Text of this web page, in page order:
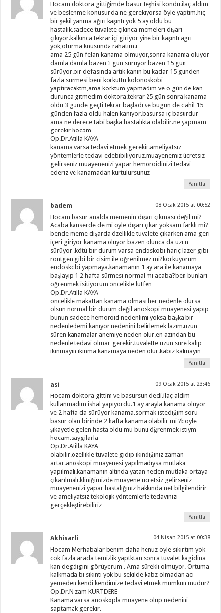
Hocam doktora gittiğimde basur teşhisi kondu.ilaç aldım
ve beslenme konusunda ne gerekiyorsa öyle yaptım.hiç
bir şekil yanma ağırı kaşıntı yok 5 ay oldu bu
hastalik.sadece tuvalete çıkınca memeleri dışarı
çıkıyor.kalkınca tekrar içi giriyor yine bir kaşıntı agrı
yok,oturma knusunda rahatım.ı
ama 25 gün felan kanama olmuyor,sonra kanama oluyor
damla damla bazen 3 gün sürüyor bazen 15 gün
sürüyor.bir defasinda artık kanın bu kadar 15 gunden
fazla sürmesi beni korkuttu kolonoskobi
yaptiracaktm,ama korktum yapmadim ve o gün de kan
durunca gitmedim doktora.tekrar 25 gün sonra kanama
oldu 3 günde geçti tekrar başladı ve bugün de dahil 15
günden fazla oldu halen kanıyor.basursa iç basurdur
ama ne derece tabi başka hastalıkta olabilir.ne yapmam
gerekir hocam
Op.Dr.Atilla KAYA
kanama varsa tedavi etmek gerekir.ameliyatsız
yöntemlerle tedavi edebibiliyoruz.muayenemiz ücretsiz
gelirseniz muayenenizi yapar hemoroidinizi tedavi
ederiz ve kanamadan kurtulursunuz
Yanıtla
badem 08 Ocak 2015 at 00:52
Hocam basur analda memenin dışarı çıkması değil mi?
Acaba kanserde de mi öyle dışarı çıkar yoksam farklı mi?
bende meme dışarda özellikle tuvalete çikarken ama geri
içeri giriyor kanama oluyor bazen olunca da uzun
sürüyor .kötü bir durum varsa endoskobi hariç lazer gibi
röntgen gibi bir cisim ile öğrenilmez mi?korkuyorum
endoskobi yapmaya.kanamanın 1 ay ara ile kanamaya
başlayıp 1 2 hafta sürmesi normal mi acaba?ben bunları
öğrenmek isitiyorum öncelikle lütfen
Op.Dr.Atilla KAYA
öncelikle makattan kanama olması her nedenle olursa
olsun normal bir durum değil anoskopi muayenesi yapıp
bunun sadece hemoroid nedenlimi yoksa başka bir
nedenledemi kanıyor nedenini belirlemek lazım.uzun
süren kanamalar anemiye neden olur.en azından bu
nedenle tedavi olman gerekir.tuvalette uzun süre kalıp
ıkınmayın ıkınma kanamaya neden olur.kabız kalmayın
Yanıtla
asi 09 Ocak 2015 at 23:46
Hocam doktora gittim ve basursun dedi.ilaç aldim
kullanmadım ishal yapıyordu.1 ay arayla kanama oluyor
ve 2 hafta da sürüyor kanama.sormak istediğim soru
basur olan birinde 2 hafta kanama olabilir mi ?böyle
şikayetle gelen hasta oldu mu bunu öğrenmek istiym
hocam.saygilarla
Op.Dr.Atilla KAYA
olabilir.özellikle tuvalete gidip ıkındığınız zaman
artar.anoskopi muayenesi yapılmadıysa mutlaka
yapılmalı.kanamanın altında yatan neden mutlaka ortaya
çıkarılmalı.kliniğimizde muayene ücretsiz gelirseniz
muayenenizi yapar hastalığınız hakkında net bilgilendirir
ve ameliyatsız tekolojik yöntemlerle tedavinizi
gerçekleştirebiliriz
Yanıtla
Akhisarli 04 Nisan 2015 at 00:38
Hocam Merhabalar benim daha henuz oyle sikintim yok
cok fazla arada temizlik yaptktan sonra tuvalet kagidina
kan degdigini görüyorum . Ama sürekli olmuyor. Ortuma
kalkmada bi sıkıntı yok bu sekilde kabz olmadan aci
yemeden kendi kendimize tedavi etmek mumkun mudur?
Op.Dr.Nizam KURTDERE
Kanama varsa anoskopla muayene olup nedenini
saptamak gerekir.